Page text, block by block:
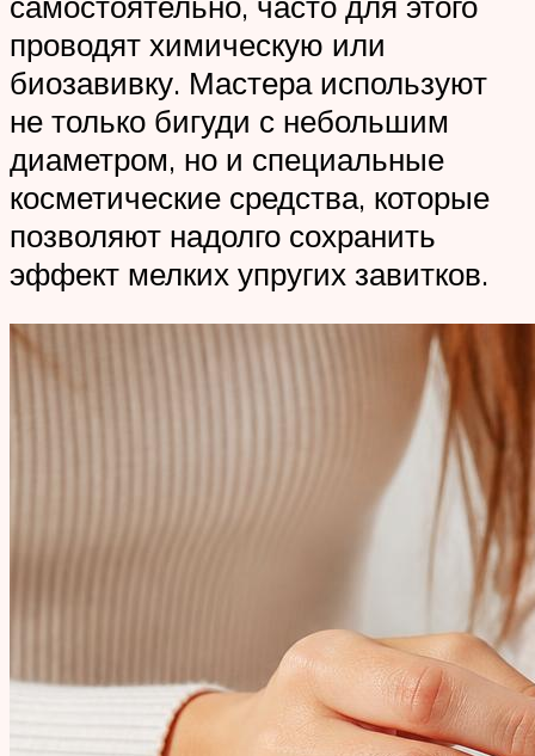
проводят химическую или
биозавивку. Мастера используют
не только бигуди с небольшим
диаметром, но и специальные
косметические средства, которые
позволяют надолго сохранить
эффект мелких упругих завитков.